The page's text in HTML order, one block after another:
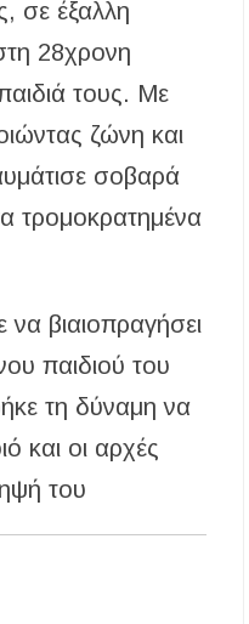
στην
σε
σε έξαλλη
28χρονη
τους. Με
ζώνη και
σοβαρά
τρομοκρατημένα
βιαιοπραγήσει
παιδιού του
τη δύναμη να
και οι αρχές
του